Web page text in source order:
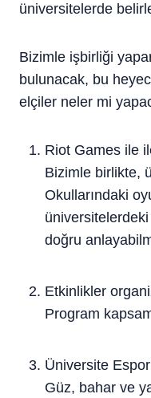
üniversitelerde
Bizimle işbirliği
bulunacak, bu
elçiler neler mi
Riot Games ile
Bizimle birlikte,
Okullarındaki
doğru
Etkinlikler
Program
Üniversite
Güz, bahar ve